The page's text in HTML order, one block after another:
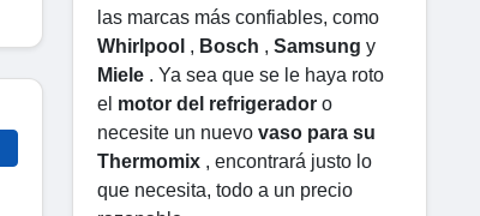
Whirlpool , Bosch , Samsung
Miele . Ya sea que se le haya roto
el motor del refrigerador o
necesite un nuevo vaso para su
Thermomix , encontrará justo lo
que necesita, todo a un precio